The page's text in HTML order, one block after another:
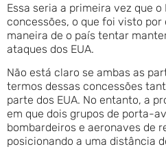
Essa seria a primeira vez que
concessões, o que foi visto
maneira de o país tentar
ataques dos EUA.
Não está claro se ambas as
termos dessas concessões
parte dos EUA. No entanto, a
em que dois grupos de porta-
bombardeiros e aeronaves de
posicionando a uma distância